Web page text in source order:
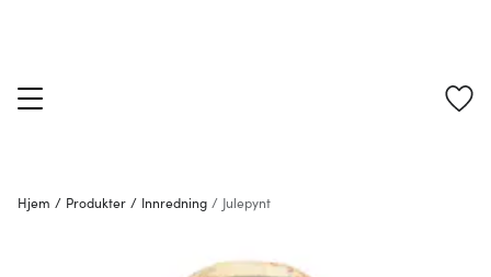
Hjem / Produkter / Innredning / Julepynt